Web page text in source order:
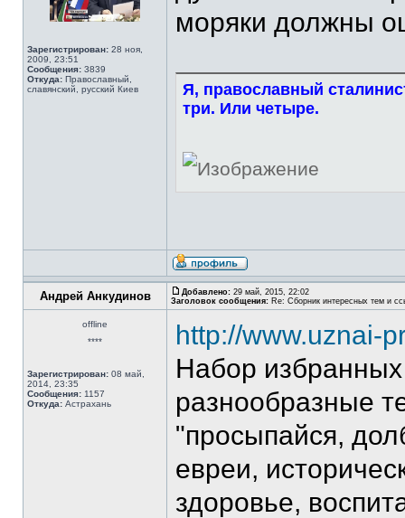
Зарегистрирован: 28 ноя,
2009, 23:51
Сообщения: 3839
Откуда: Православный,
славянский, русский Киев
моряки должны
Я, православный
три. Или четыре.
Андрей Анкудинов Добавлено: 29 май, 2015, 22:02
Заголовок сообщения: Re: Сборник интересных тем и
offline
****
Зарегистрирован: 08 май,
2014, 23:35
Сообщения: 1157
Откуда: Астрахань
http://www.uznai-
Набор
разнообразные
"просыпайся,
евреи,
здоровье,